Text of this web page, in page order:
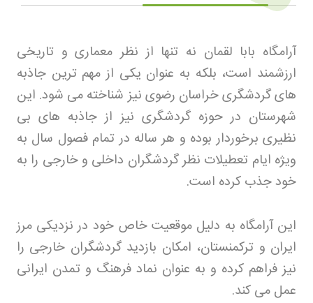
آرامگاه بابا لقمان نه تنها از نظر معماری و تاریخی
ارزشمند است، بلکه به عنوان یکی از مهم ترین جاذبه
های گردشگری خراسان رضوی نیز شناخته می شود. این
شهرستان در حوزه گردشگری نیز از جاذبه های بی
نظیری برخوردار بوده و هر ساله در تمام فصول سال به
ویژه ایام تعطیلات نظر گردشگران داخلی و خارجی را به
خود جذب کرده است.
این آرامگاه به دلیل موقعیت خاص خود در نزدیکی مرز
ایران و ترکمنستان، امکان بازدید گردشگران خارجی را
نیز فراهم کرده و به عنوان نماد فرهنگ و تمدن ایرانی
عمل می کند.